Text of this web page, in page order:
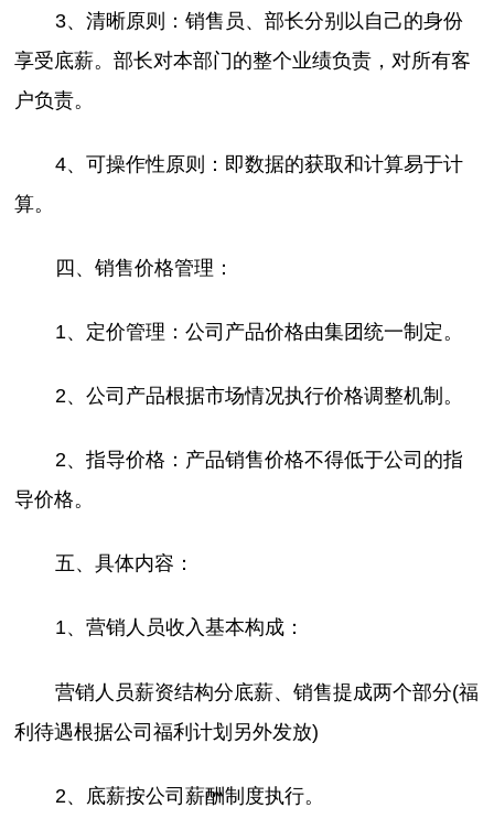
3、清晰原则：销售员、部长分别以自己的身份
享受底薪。部长对本部门的整个业绩负责，对所有客
户负责。
4、可操作性原则：即数据的获取和计算易于计
算。
四、销售价格管理：
1、定价管理：公司产品价格由集团统一制定。
2、公司产品根据市场情况执行价格调整机制。
2、指导价格：产品销售价格不得低于公司的指
导价格。
五、具体内容：
1、营销人员收入基本构成：
营销人员薪资结构分底薪、销售提成两个部分(福
利待遇根据公司福利计划另外发放)
2、底薪按公司薪酬制度执行。